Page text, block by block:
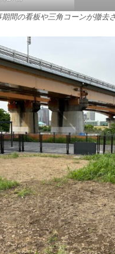
期間の看板や三角コーンが撤去